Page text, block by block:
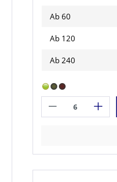
Ab 60
Ab 120
Ab 240